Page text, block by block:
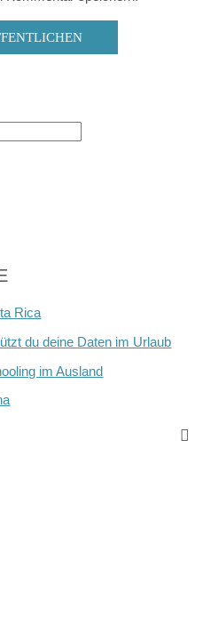
Rica
du deine Daten im Urlaub
im Ausland